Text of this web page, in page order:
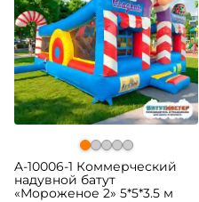
A-10006-1 Коммерческий
надувной батут
«Мороженое 2» 5*5*3.5 м